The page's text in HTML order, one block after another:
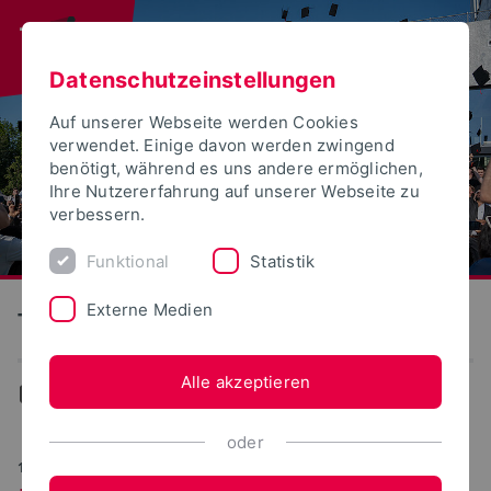
Technische Hochschule Ostwestfalen-Lippe
16.12.2025
Datenschutzeinstellungen
Auf unserer Webseite werden Cookies
verwendet. Einige davon werden zwingend
benötigt, während es uns andere ermöglichen,
Ihre Nutzererfahrung auf unserer Webseite zu
verbessern.
Funktional Statistik
Externe Medien
Alle akzeptieren
oder